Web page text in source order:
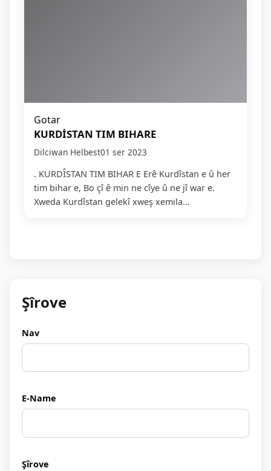
Gotar
KURDİSTAN TIM BIHARE
Dilciwan Helbest01 ser 2023
. KURDÎSTAN TIM BIHAR E Erê Kurdîstan e û her
tim bihar e, Bo çî ê min ne cîye û ne jî war e.
Xweda Kurdîstan gelekî xweş xemila...
Şîrove
Nav
E-Name
Şîrove